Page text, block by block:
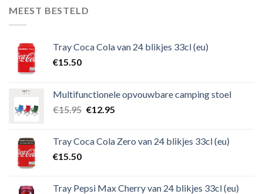
MEEST BESTELD
Tray Coca Cola van 24 blikjes 33cl (eu)
€15.50
Multifunctionele opvouwbare camping stoel
€15.95 €12.95
Tray Coca Cola Zero van 24 blikjes 33cl (eu)
€15.50
Tray Pepsi Max Cherry van 24 blikjes 33cl (eu)